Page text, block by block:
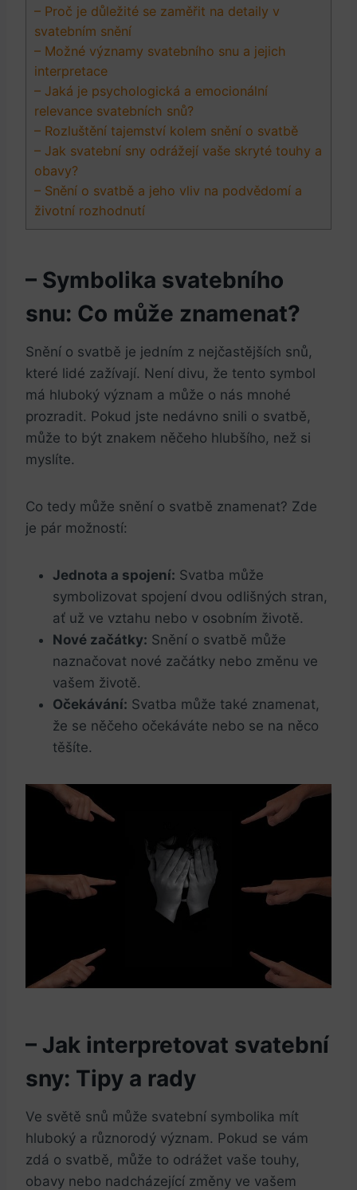
– Proč je důležité se zaměřit na detaily v
svatebním snění
– Možné ⁣významy svatebního ​snu a jejich⁤
interpretace
– Jaká je psychologická⁤ a emocionální
relevance svatebních snů?
– Rozluštění tajemství kolem snění o svatbě
– Jak ​svatební sny odrážejí vaše ⁣skryté touhy ‌a
obavy?
– Snění o svatbě a​ jeho ⁤vliv na⁢ podvědomí⁢ a
životní rozhodnutí
– Symbolika svatebního
snu: Co může ‌znamenat?
Snění o ⁤svatbě⁣ je jedním z nejčastějších snů,
které lidé zažívají.⁢ Není divu, ⁢že ⁢tento symbol
má hluboký význam a může o nás mnohé
prozradit. Pokud jste⁢ nedávno snili o svatbě,
může to být znakem něčeho hlubšího, než si
myslíte.
Co tedy‍ může snění o ⁣svatbě znamenat? Zde
je pár možností:
Jednota a spojení: Svatba může
symbolizovat spojení ⁢dvou odlišných stran,
ať už ve vztahu nebo⁢ v osobním⁤ životě.
Nové začátky: Snění ⁢o svatbě ‌může
⁤naznačovat nové začátky nebo změnu ve
vašem‍ životě.
Očekávání: ‌Svatba​ může také znamenat,
že se něčeho očekáváte nebo se na něco
těšíte.
– Jak interpretovat svatební
sny: Tipy a rady
Ve světě snů může svatební symbolika mít
hluboký a⁢ různorodý ⁢význam. Pokud se vám
⁣zdá o svatbě, může to odrážet vaše touhy,
obavy nebo nadcházející změny ve vašem